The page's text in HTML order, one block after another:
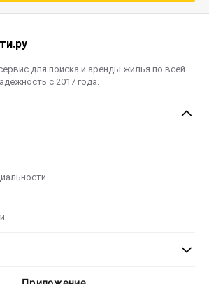
для поиска и аренды жилья по всей
с 2017 года.